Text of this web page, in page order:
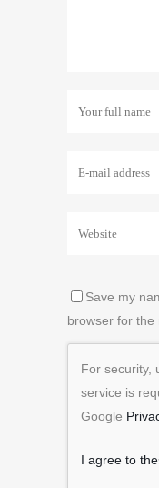
Save my
browser for the
For security,
service is
Google
I agree to